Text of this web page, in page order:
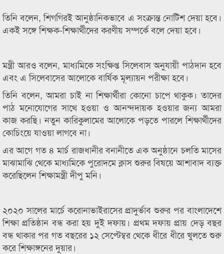
তিনি বলেন, শিগগিরই আনুষ্ঠানিকভাবে এ সংক্রান্ত নোটিশ দেয়া হবে।
একই সঙ্গে শিক্ষক-শিক্ষার্থীদের করণীয় সম্পর্কে বলে দেয়া হবে।
মন্ত্রী আরও বলেন, মাধ্যমিকে সংক্ষিপ্ত সিলেবাস অনুযায়ী পাঠদান হবে
এবং এ সিলেবাসের আলোকে বার্ষিক মূল্যায়ন পরীক্ষা হবে।
তিনি বলেন, আমরা চাই না শিক্ষার্থীরা কোনো চাপে থাকুক। তাদের
পাঠ মনোযোগের সাথে হওয়া ও আনন্দদায়ক হওয়ার জন্য আমরা
কাজ করছি। নতুন কারিকুলামের আলোকে পড়তে পারলে শিক্ষার্থীদের
কোচিংয়ে যাওয়া লাগবে না।
এর আগে গত ৪ মার্চ রাজধানীর বনানীতে এক অনুষ্ঠানে চলতি মাসের
মাঝামাঝি থেকে মাধ্যমিকে পুরোদমে ক্লাস শুরুর বিষয়ে আশাবাদ ব্যক্ত
করেছিলেন শিক্ষামন্ত্রী দীপু মনি।
২০২০ সালের মার্চে করোনাভাইরাসের প্রাদুর্ভাব শুরুর পর বাংলাদেশে
শিক্ষা প্রতিষ্ঠান বন্ধ করা হয় দুই দফায়। প্রথম দফায় প্রায় দেড় বছর
বন্ধ থাকার পর গত বছরের ১২ সেপ্টেম্বর থেকে ধীরে ধীরে খুলতে শুরু
করে শিক্ষাঙ্গনের দুয়ার।